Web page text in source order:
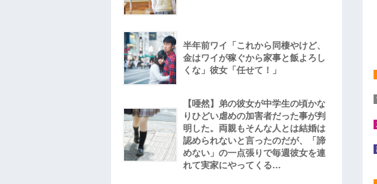
半年前ワイ「これから同棲やけど、
金はワイが稼ぐから家事と飯よろし
くな」彼女「任せて！」
【唖然】弟の彼女が中学生の頃かな
りひどい虐めの加害者だった事が判
明した。両親もそんな人とは結婚は
認められないと言ったのだが、「諦
めない」の一点張りで毎週彼女を連
れて実家にやってくる…